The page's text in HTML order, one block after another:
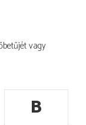
vagy
B